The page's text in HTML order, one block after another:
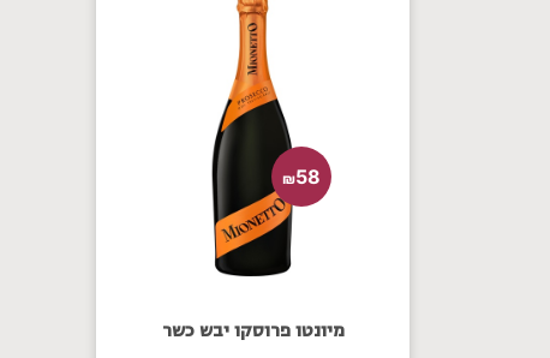
מיונטו פרוסקו יבש כשר
₪58